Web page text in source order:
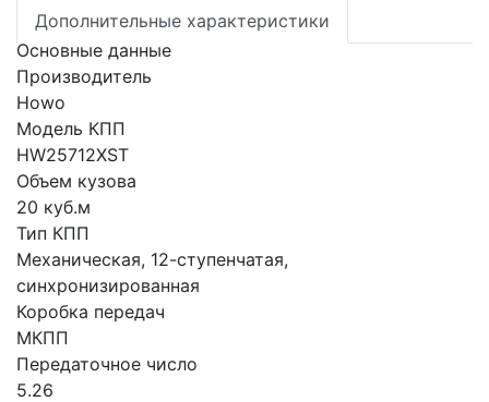
Дополнительные характеристики
Основные данные
Производитель
Howo
Модель КПП
HW25712XST
Объем кузова
20 куб.м
Тип КПП
Механическая, 12-ступенчатая,
синхронизированная
Коробка передач
МКПП
Передаточное число
5.26